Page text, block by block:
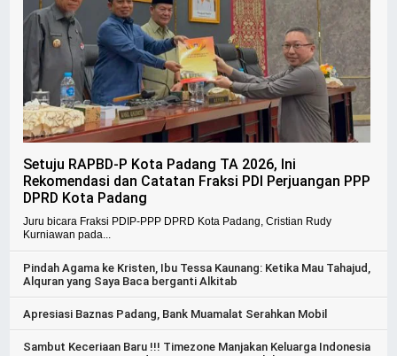
Setuju RAPBD-P Kota Padang TA 2026, Ini
Rekomendasi dan Catatan Fraksi PDI Perjuangan PPP
DPRD Kota Padang
Juru bicara Fraksi PDIP-PPP DPRD Kota Padang, Cristian Rudy
Kurniawan pada...
Pindah Agama ke Kristen, Ibu Tessa Kaunang: Ketika Mau Tahajud,
Alquran yang Saya Baca berganti Alkitab
Apresiasi Baznas Padang, Bank Muamalat Serahkan Mobil
Sambut Keceriaan Baru !!! Timezone Manjakan Keluarga Indonesia